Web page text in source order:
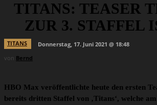
TITANS: TEASER
ZUR 3. STAFFEL
TITANS
Donnerstag, 17. Juni 2021 @ 18:48
von Bernd
HBO Max veröffentlichte heute den ersten
bereits dritten Staffel von ‚Titans‘, welche